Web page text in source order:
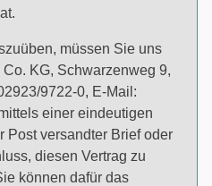
müssen Sie uns
KG, Schwarzenweg 9,
9722-0, E-Mail:
einer eindeutigen
Post versandter Brief oder
diesen Vertrag zu
können dafür das